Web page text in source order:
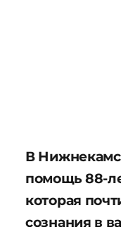
В
помощь 88-
которая
сознания в